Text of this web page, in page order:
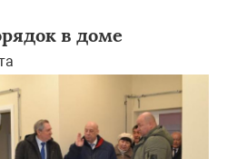
в доме